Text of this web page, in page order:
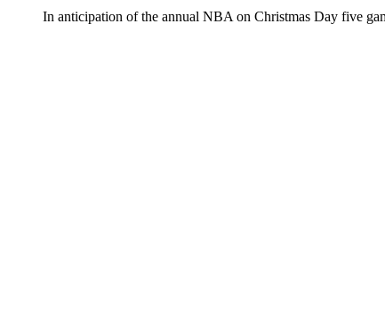
In anticipation of the annual NBA on Christmas Day five